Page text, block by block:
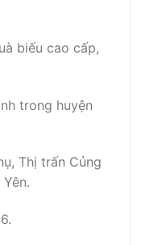
biếu cao cấp,
trong huyện
Thị trấn Củng